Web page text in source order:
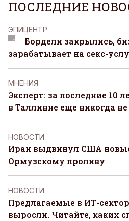
ПОСЛЕДНИЕ
ЭПИЦЕНТР
Бордели закрылись,
зарабатывает на секс-
MНЕНИЯ
Эксперт: за последние 10
в Таллинне еще никогда
НОВОСТИ
Иран выдвинул США
Ормузскому проливу
НОВОСТИ
Предлагаемые в ИТ-
выросли. Читайте, каких